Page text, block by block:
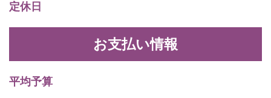
定休日
お支払い情報
平均予算